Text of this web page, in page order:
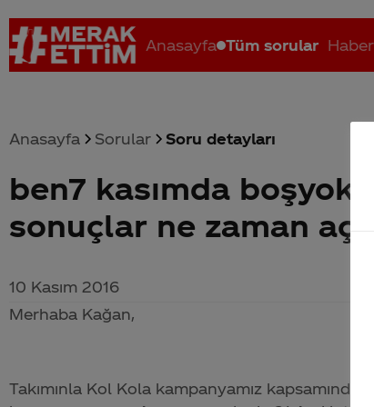
Anasayfa Tüm sorular
Coca-Cola nerenin malı? Coca cola İsrail malı mı Yani ...
Anasayfa Sorular Soru detayları
ben7 kasımda boşyok
sonuçlar ne zaman
10 Kasım 2016
Merhaba Kağan,
Takımınla Kol Kola kampanyamız kapsamında